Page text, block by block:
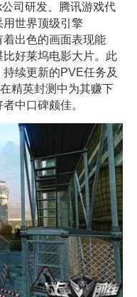
司研发、腾讯游戏代
世界顶级引擎
出色的画面表现能
好莱坞电影大片。此
续更新的PVE任务及
精英封测中为其赚下
中口碑颇佳。